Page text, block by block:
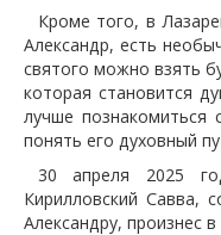
Кроме того, в
Александр, есть
святого можно взять
которая становится
лучше познакомиться
понять его духовный
30 апреля 2025
Кирилловский Савва,
Александру, произнес